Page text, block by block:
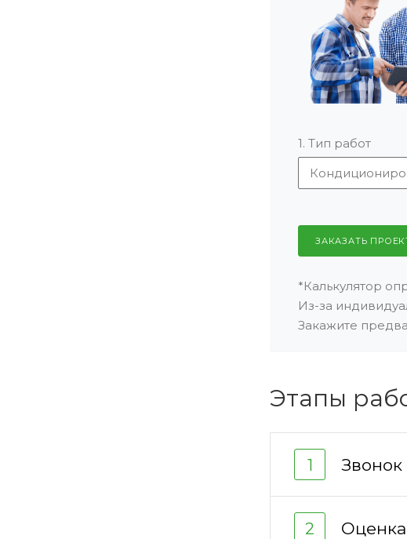
1. Тип работ
ЗАКАЗАТЬ
*Калькулятор
Из-за
Закажите
Этапы
1 Звонок
2